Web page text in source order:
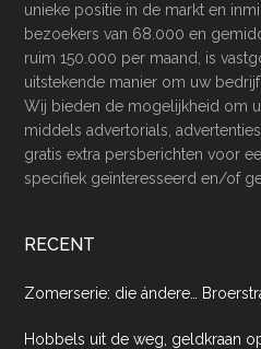
unieke positie in de markt en
bezoekers van 68.000 en
ruim 150.000 per maand, is
uitstekende manier om uw
Wij bieden de mogelijkheid om
middels advertorials,
gratis extra persberichten voor
specifiek geïnteresseerd en/of
RECENT
Zomerserie: die ándere…
Hobbels uit de weg, geldkraan